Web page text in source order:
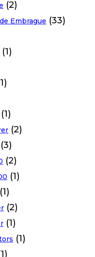
(2)
Embrague (33)
(1)
(1)
(2)
(3)
(2)
(1)
(1)
(2)
(1)
(1)